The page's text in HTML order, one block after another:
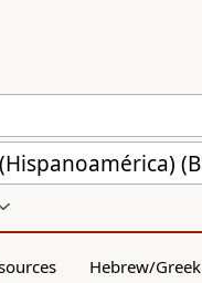
Hebrew/Greek